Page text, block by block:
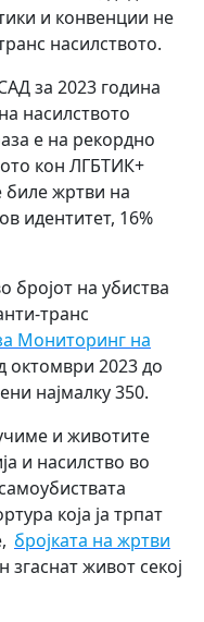
и конвенции не
насилството.
за 2023 година
насилството
е на рекордно
кон ЛГБТИК+
биле жртви на
идентитет, 16%
бројот на убиства
транс
Мониторинг на
2023 до
најмалку 350.
и животите
и насилство во
која ја трпат
бројката на жртви
згаснат живот секој